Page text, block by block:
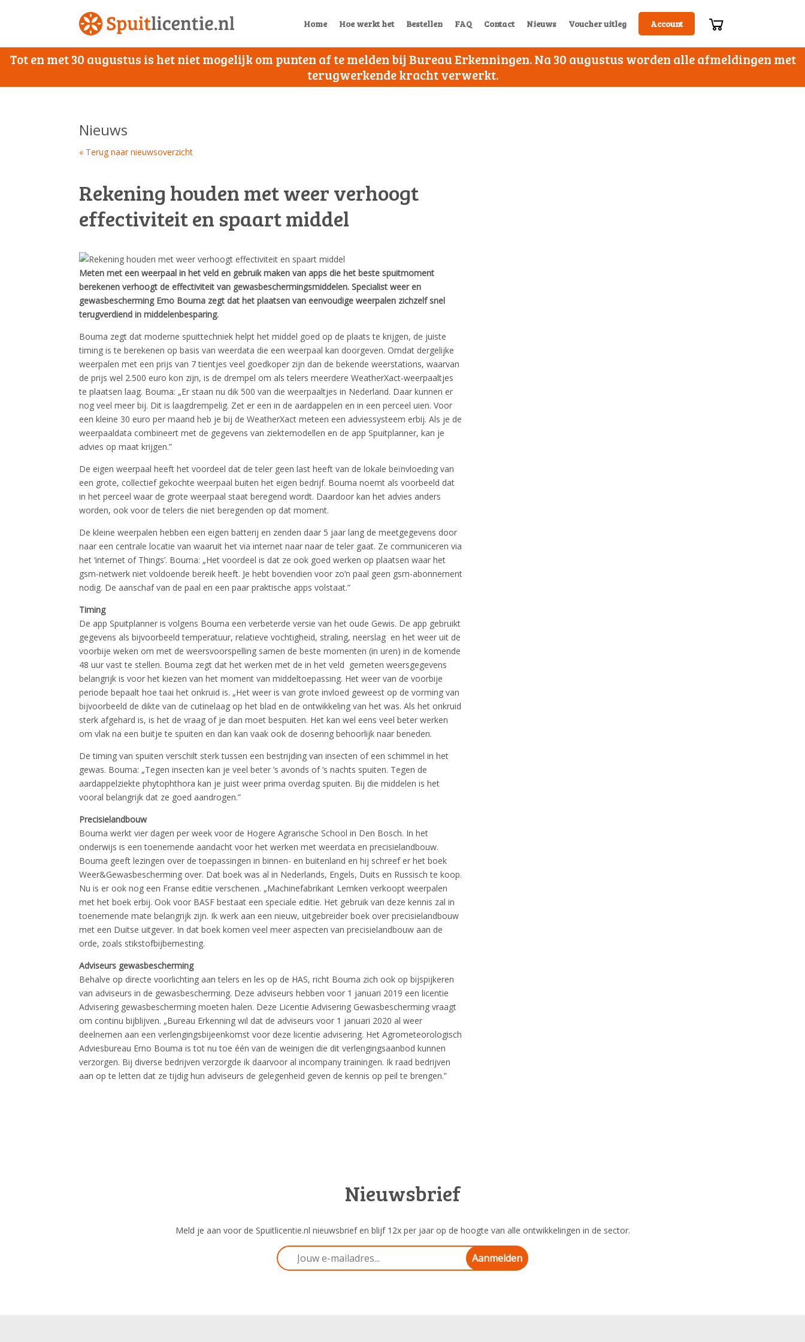
Home Hoe werkt het Bestellen FAQ Contact Nieuws Voucher uitleg Account
Tot en met 30 augustus is het niet mogelijk om punten af te melden bij Bureau Erkenningen. Na 30 augustus worden alle afmeldingen met
terugwerkende kracht verwerkt.
Nieuws
« Terug naar nieuwsoverzicht
Rekening houden met weer verhoogt
effectiviteit en spaart middel
Meten met een weerpaal in het veld en gebruik maken van apps die het beste spuitmoment
berekenen verhoogt de effectiviteit van gewasbeschermingsmiddelen. Specialist weer en
gewasbescherming Erno Bouma zegt dat het plaatsen van eenvoudige weerpalen zichzelf snel
terugverdiend in middelenbesparing.
Bouma zegt dat moderne spuittechniek helpt het middel goed op de plaats te krijgen, de juiste
timing is te berekenen op basis van weerdata die een weerpaal kan doorgeven. Omdat dergelijke
weerpalen met een prijs van 7 tientjes veel goedkoper zijn dan de bekende weerstations, waarvan
de prijs wel 2.500 euro kon zijn, is de drempel om als telers meerdere WeatherXact-weerpaaltjes
te plaatsen laag. Bouma: „Er staan nu dik 500 van die weerpaaltjes in Nederland. Daar kunnen er
nog veel meer bij. Dit is laagdrempelig. Zet er een in de aardappelen en in een perceel uien. Voor
een kleine 30 euro per maand heb je bij de WeatherXact meteen een adviessysteem erbij. Als je de
weerpaaldata combineert met de gegevens van ziektemodellen en de app Spuitplanner, kan je
advies op maat krijgen.”
De eigen weerpaal heeft het voordeel dat de teler geen last heeft van de lokale beïnvloeding van
een grote, collectief gekochte weerpaal buiten het eigen bedrijf. Bouma noemt als voorbeeld dat
in het perceel waar de grote weerpaal staat beregend wordt. Daardoor kan het advies anders
worden, ook voor de telers die niet beregenden op dat moment.
De kleine weerpalen hebben een eigen batterij en zenden daar 5 jaar lang de meetgegevens door
naar een centrale locatie van waaruit het via internet naar naar de teler gaat. Ze communiceren via
het ‘internet of Things’. Bouma: „Het voordeel is dat ze ook goed werken op plaatsen waar het
gsm-netwerk niet voldoende bereik heeft. Je hebt bovendien voor zo’n paal geen gsm-abonnement
nodig. De aanschaf van de paal en een paar praktische apps volstaat.”
Timing
De app Spuitplanner is volgens Bouma een verbeterde versie van het oude Gewis. De app gebruikt
gegevens als bijvoorbeeld temperatuur, relatieve vochtigheid, straling, neerslag en het weer uit de
voorbije weken om met de weersvoorspelling samen de beste momenten (in uren) in de komende
48 uur vast te stellen. Bouma zegt dat het werken met de in het veld gemeten weersgegevens
belangrijk is voor het kiezen van het moment van middeltoepassing. Het weer van de voorbije
periode bepaalt hoe taai het onkruid is. „Het weer is van grote invloed geweest op de vorming van
bijvoorbeeld de dikte van de cutinelaag op het blad en de ontwikkeling van het was. Als het onkruid
sterk afgehard is, is het de vraag of je dan moet bespuiten. Het kan wel eens veel beter werken
om vlak na een buitje te spuiten en dan kan vaak ook de dosering behoorlijk naar beneden.
De timing van spuiten verschilt sterk tussen een bestrijding van insecten of een schimmel in het
gewas. Bouma: „Tegen insecten kan je veel beter ’s avonds of ’s nachts spuiten. Tegen de
aardappelziekte phytophthora kan je juist weer prima overdag spuiten. Bij die middelen is het
vooral belangrijk dat ze goed aandrogen.”
Precisielandbouw
Bouma werkt vier dagen per week voor de Hogere Agrarische School in Den Bosch. In het
onderwijs is een toenemende aandacht voor het werken met weerdata en precisielandbouw.
Bouma geeft lezingen over de toepassingen in binnen- en buitenland en hij schreef er het boek
Weer&Gewasbescherming over. Dat boek was al in Nederlands, Engels, Duits en Russisch te koop.
Nu is er ook nog een Franse editie verschenen. „Machinefabrikant Lemken verkoopt weerpalen
met het boek erbij. Ook voor BASF bestaat een speciale editie. Het gebruik van deze kennis zal in
toenemende mate belangrijk zijn. Ik werk aan een nieuw, uitgebreider boek over precisielandbouw
met een Duitse uitgever. In dat boek komen veel meer aspecten van precisielandbouw aan de
orde, zoals stikstofbijbemesting.
Adviseurs gewasbescherming
Behalve op directe voorlichting aan telers en les op de HAS, richt Bouma zich ook op bijspijkeren
van adviseurs in de gewasbescherming. Deze adviseurs hebben voor 1 januari 2019 een licentie
Advisering gewasbescherming moeten halen. Deze Licentie Advisering Gewasbescherming vraagt
om continu bijblijven. „Bureau Erkenning wil dat de adviseurs voor 1 januari 2020 al weer
deelnemen aan een verlengingsbijeenkomst voor deze licentie advisering. Het Agrometeorologisch
Adviesbureau Erno Bouma is tot nu toe één van de weinigen die dit verlengingsaanbod kunnen
verzorgen. Bij diverse bedrijven verzorgde ik daarvoor al incompany trainingen. Ik raad bedrijven
aan op te letten dat ze tijdig hun adviseurs de gelegenheid geven de kennis op peil te brengen.”
Nieuwsbrief
Meld je aan voor de Spuitlicentie.nl nieuwsbrief en blijf 12x per jaar op de hoogte van alle ontwikkelingen in de sector.
Aanmelden